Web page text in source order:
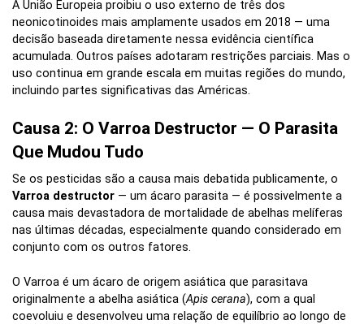
A União Europeia proibiu o uso externo de três dos
neonicotinoides mais amplamente usados em 2018 — uma
decisão baseada diretamente nessa evidência científica
acumulada. Outros países adotaram restrições parciais. Mas o
uso continua em grande escala em muitas regiões do mundo,
incluindo partes significativas das Américas.
Causa 2: O Varroa Destructor — O Parasita
Que Mudou Tudo
Se os pesticidas são a causa mais debatida publicamente, o
Varroa destructor — um ácaro parasita — é possivelmente a
causa mais devastadora de mortalidade de abelhas melíferas
nas últimas décadas, especialmente quando considerado em
conjunto com os outros fatores.
O Varroa é um ácaro de origem asiática que parasitava
originalmente a abelha asiática (Apis cerana), com a qual
coevoluiu e desenvolveu uma relação de equilíbrio ao longo de